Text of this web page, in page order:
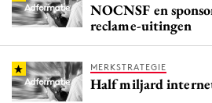
NOCNSF en
reclame-uitingen
MERKSTRATEGIE
Half miljard